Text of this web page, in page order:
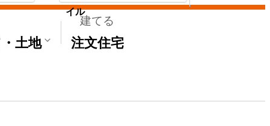
土地
建てる
注文住宅
イル